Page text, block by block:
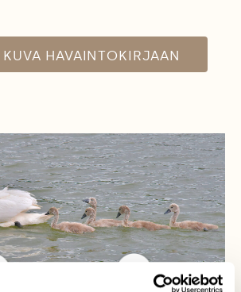
KUVA HAVAINTOKIRJAAN